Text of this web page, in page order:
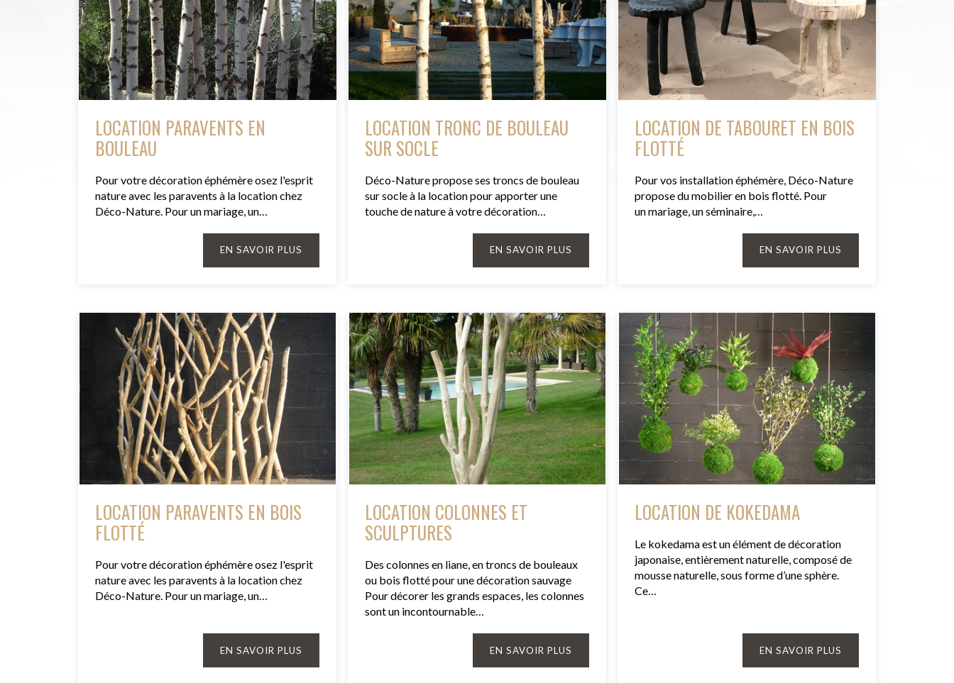
LOCATION PARAVENTS EN
BOULEAU
Pour votre décoration éphémère osez l'esprit
nature avec les paravents à la location chez
Déco-Nature. Pour un mariage, un…
EN SAVOIR PLUS
LOCATION TRONC DE BOULEAU
SUR SOCLE
Déco-Nature propose ses troncs de bouleau
sur socle à la location pour apporter une
touche de nature à votre décoration…
EN SAVOIR PLUS
LOCATION DE TABOURET EN BOIS
FLOTTÉ
Pour vos installation éphémère, Déco-Nature
propose du mobilier en bois flotté. Pour
un mariage, un séminaire,…
EN SAVOIR PLUS
LOCATION PARAVENTS EN BOIS
FLOTTÉ
Pour votre décoration éphémère osez l'esprit
nature avec les paravents à la location chez
Déco-Nature. Pour un mariage, un…
EN SAVOIR PLUS
LOCATION COLONNES ET
SCULPTURES
Des colonnes en liane, en troncs de bouleaux
ou bois flotté pour une décoration sauvage
Pour décorer les grands espaces, les colonnes
sont un incontournable…
EN SAVOIR PLUS
LOCATION DE KOKEDAMA
Le kokedama est un élément de décoration
japonaise, entièrement naturelle, composé de
mousse naturelle, sous forme d’une sphère.
Ce…
EN SAVOIR PLUS